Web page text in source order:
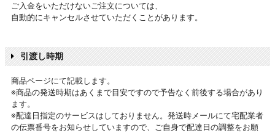
ご入金をいただけないご注文については、
自動的にキャンセルさせていただくことがあります。
引渡し時期
商品ページにて記載します。
※商品の発送時期はあくまで目安ですので予告なく前後する場合があり
ます。
※配達日指定のサービスはしておりません。発送時メールにて宅配業者
の伝票番号をお知らせしていますので、ご自身で配達日の調整をお願